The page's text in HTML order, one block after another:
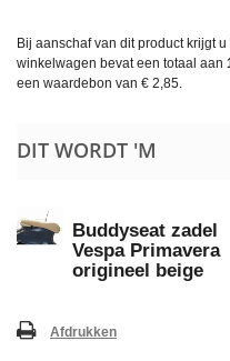
Bij aanschaf van dit product krijgt u
winkelwagen bevat een totaal aan
een waardebon van € 2,85.
DIT WORDT 'M
Buddyseat zadel
Vespa Primavera
origineel beige
Afdrukken